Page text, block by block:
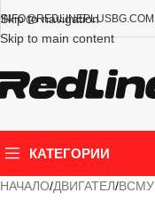
Skip to navigation
Skip to main content
INFO@REDLINEPLUSBG.COM
КАТЕГОРИИ
НАЧАЛО/ДВИГАТЕЛ/